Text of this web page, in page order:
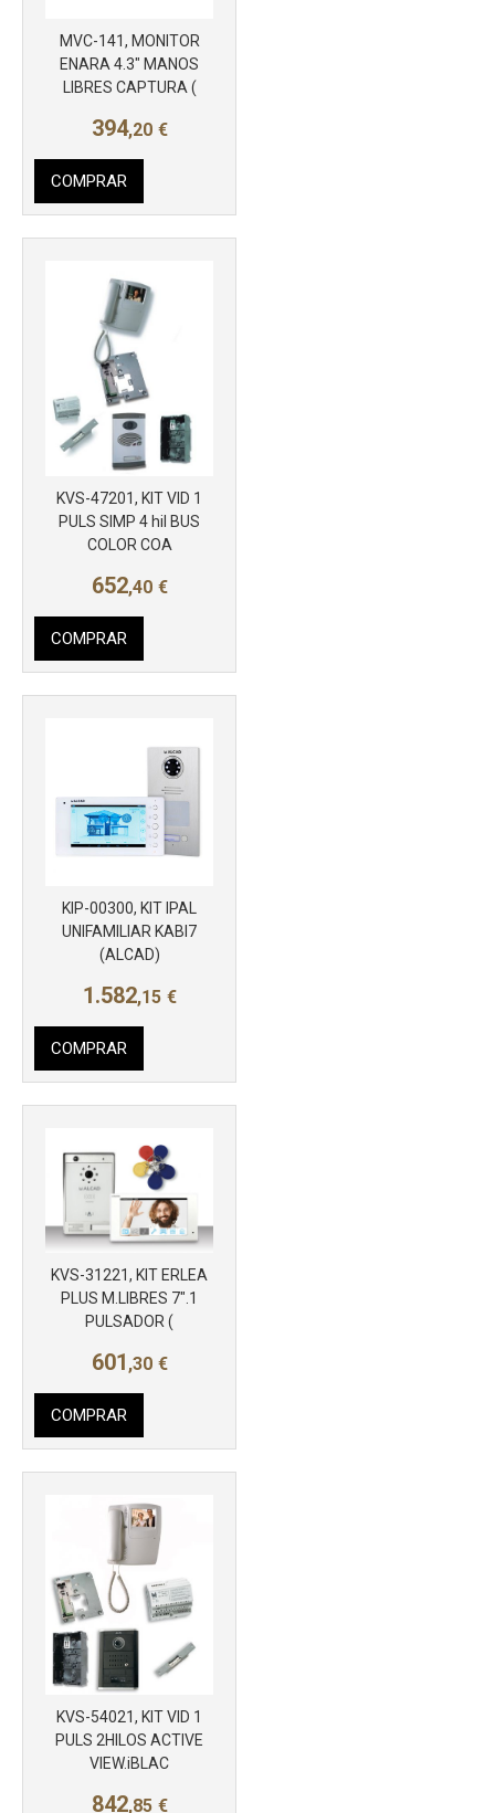
MVC-141, MONITOR
ENARA 4.3" MANOS
LIBRES CAPTURA (
394,20 €
COMPRAR
KVS-47201, KIT VID 1
PULS SIMP 4 hil BUS
COLOR COA
652,40 €
COMPRAR
KIP-00300, KIT IPAL
UNIFAMILIAR KABI7
(ALCAD)
1.582,15 €
COMPRAR
Más info
KVS-31221, KIT ERLEA
PLUS M.LIBRES 7".1
PULSADOR (
601 ,30 €
COMPRAR
Más info
KVS-54021, KIT VID 1
PULS 2HILOS ACTIVE
VIEW.iBLAC
842,85 €
Más info